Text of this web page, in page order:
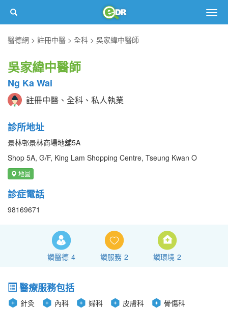
醫德網
註冊中醫 全科 吳家緯中醫師
吳家緯中醫師
Ng Ka Wai
註冊中醫、全科、私人執業
診所地址
景林邨景林商場地舖5A
Shop 5A, G/F, King Lam Shopping Centre, Tseung Kwan O
地圖
診症電話
98169671
讚醫德 4 讚服務 2 讚環境 2
醫療服務包括
針灸 內科 婦科 皮膚科 骨傷科